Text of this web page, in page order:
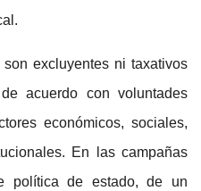
excluyentes ni taxativos
acuerdo con voluntades
económicos, sociales,
En las campañas
política de estado, de un